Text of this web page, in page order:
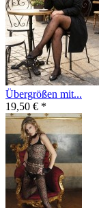
Übergrößen mit...
19,50 € *